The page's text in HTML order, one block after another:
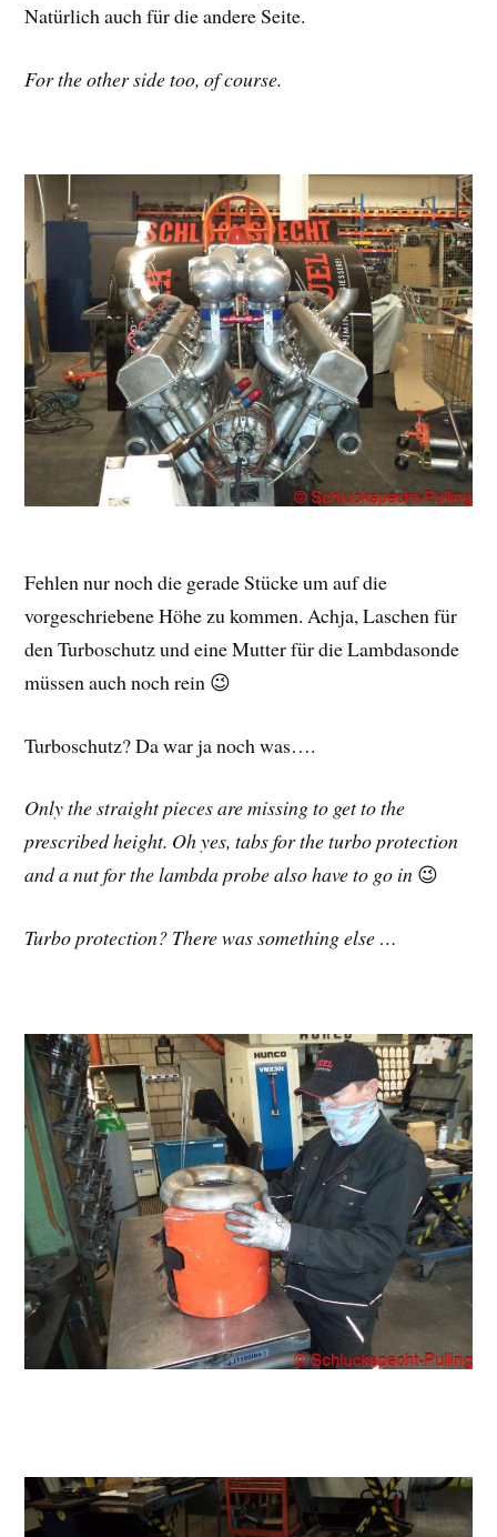
Natürlich auch für die andere Seite.
For the other side too, of course.
Fehlen nur noch die gerade Stücke um auf die
vorgeschriebene Höhe zu kommen. Achja, Laschen für
den Turboschutz und eine Mutter für die Lambdasonde
müssen auch noch rein 😉
Turboschutz? Da war ja noch was….
Only the straight pieces are missing to get to the
prescribed height. Oh yes, tabs for the turbo protection
and a nut for the lambda probe also have to go in 😉
Turbo protection? There was something else …